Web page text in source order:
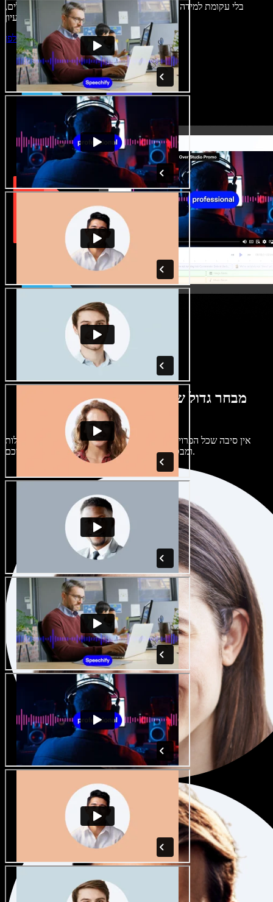
בלי עקומת למידה – הכול זמין בדפדפן. יוצרי תוכן כבר לא מוגבלים,
התחילו ליצור באולפן
מבחר גדול של קולות נשים וגברים במגוון
מבטאים
אין סיבה שכל הפרויקטים יישמעו אותו דבר. בחרו מתוך מאות קולות
ומבטאים של בינה מלאכותית והתאימו אותם אליכם.